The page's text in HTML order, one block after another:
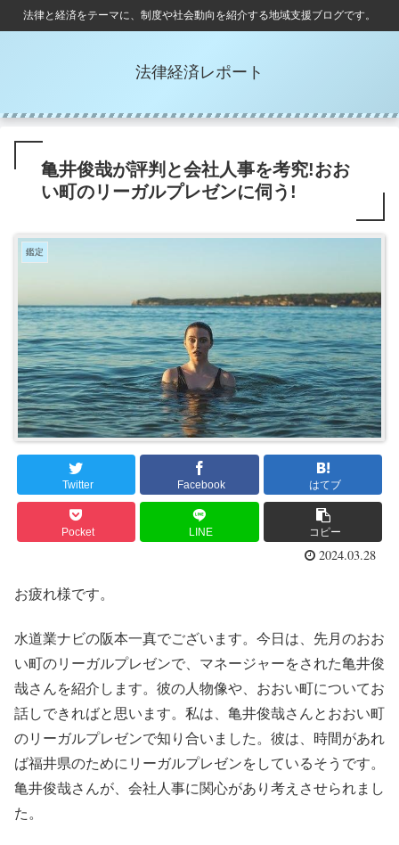
法律と経済をテーマに、制度や社会動向を紹介する地域支援ブログです。
法律経済レポート
亀井俊哉が評判と会社人事を考究!おお
い町のリーガルプレゼンに伺う!
鑑定
Twitter Facebook はてブ
Pocket LINE コピー
2024.03.28
お疲れ様です。
水道業ナビの阪本一真でございます。今日は、先月のおお
い町のリーガルプレゼンで、マネージャーをされた亀井俊
哉さんを紹介します。彼の人物像や、おおい町についてお
話しできればと思います。私は、亀井俊哉さんとおおい町
のリーガルプレゼンで知り合いました。彼は、時間があれ
ば福井県のためにリーガルプレゼンをしているそうです。
亀井俊哉さんが、会社人事に関心があり考えさせられまし
た。